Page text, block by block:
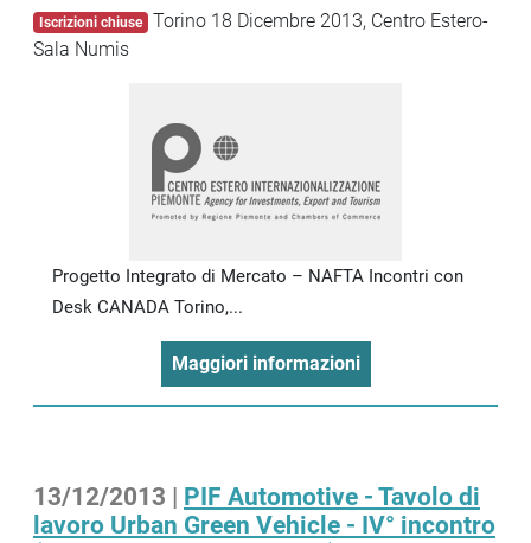
Iscrizioni chiuse Torino 18 Dicembre 2013, Centro Estero-
Sala Numis
Progetto Integrato di Mercato – NAFTA Incontri con
Desk CANADA Torino,...
Maggiori informazioni
13/12/2013 | PIF Automotive - Tavolo di
lavoro Urban Green Vehicle - IV° incontro